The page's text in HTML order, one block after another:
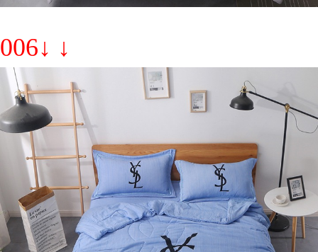
006↓ ↓